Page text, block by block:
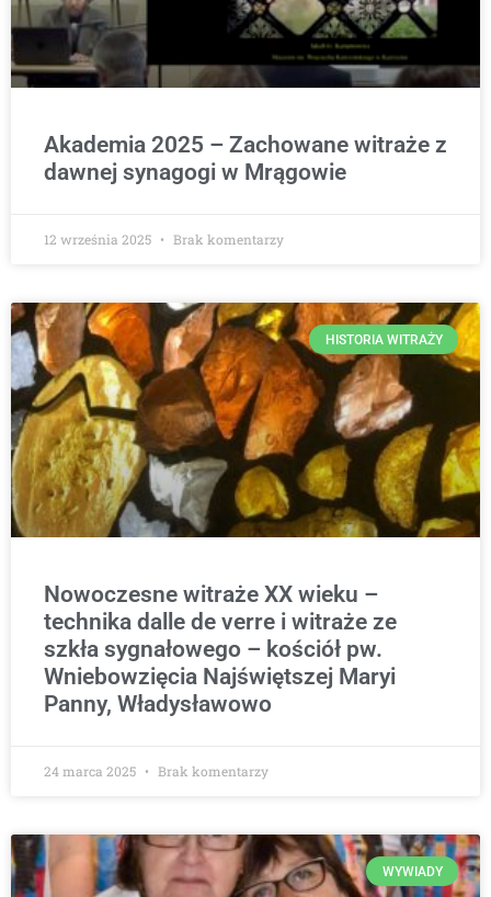
Akademia 2025 – Zachowane witraże z
dawnej synagogi w Mrągowie
12 września 2025 Brak komentarzy
HISTORIA WITRAŻY
Nowoczesne witraże XX wieku –
technika dalle de verre i witraże ze
szkła sygnałowego – kościół pw.
Wniebowzięcia Najświętszej Maryi
Panny, Władysławowo
24 marca 2025 Brak komentarzy
WYWIADY